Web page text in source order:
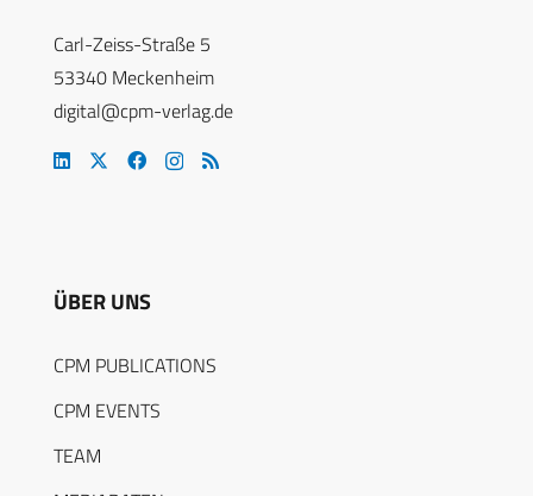
Carl-Zeiss-Straße 5
53340 Meckenheim
digital@cpm-verlag.de
ÜBER UNS
CPM PUBLICATIONS
CPM EVENTS
TEAM